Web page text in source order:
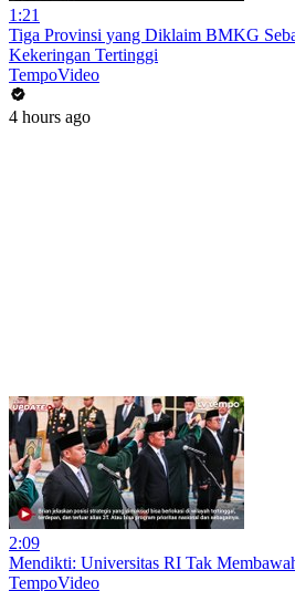
1:21
Tiga Provinsi yang Diklaim BMKG
Kekeringan Tertinggi
TempoVideo
4 hours ago
2:09
Mendikti: Universitas RI Tak
TempoVideo